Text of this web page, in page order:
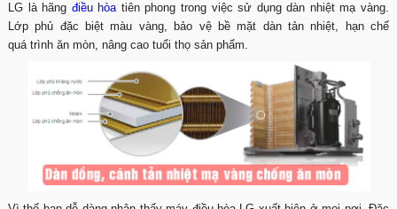
LG là hãng điều hòatiên phong trong việc sử dụng dàn nhiệt mạ vàng.
Lớp phủ đặc biệt màu vàng, bảo vệ bề mặt dàn tản nhiệt, hạn chế
quá trình ăn mòn, nâng cao tuổi thọ sản phẩm.